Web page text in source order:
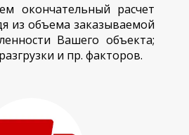
окончательный расчет
из объема заказываемой
Вашего объекта;
и пр. факторов.